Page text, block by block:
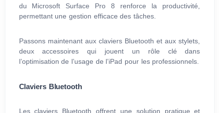
du Microsoft Surface Pro 8 renforce la productivité,
permettant une gestion efficace des tâches.
Passons maintenant aux claviers Bluetooth et aux stylets,
deux accessoires qui jouent un rôle clé dans
l’optimisation de l’usage de l’iPad pour les professionnels.
Claviers Bluetooth
Les claviers Bluetooth offrent une solution pratique et